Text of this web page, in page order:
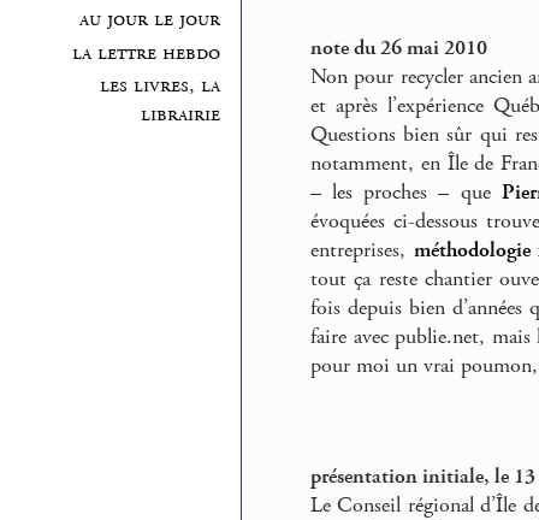
au jour le jour
la lettre hebdo
les livres, la
librairie
note du 26 mai 2010
Non pour recycler ancien
et après l’expérience
Questions bien sûr qui
notamment, en Île de
– les proches – que
évoquées ci-dessous
entreprises,
tout ça reste chantier
fois depuis bien
faire avec publie.net, mais
pour moi un vrai
présentation initiale, le
Le Conseil régional d’Île